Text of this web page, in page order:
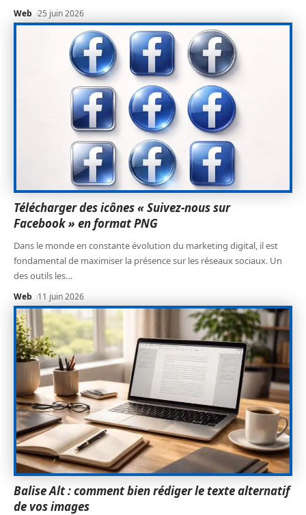
Web 25 juin 2026
Télécharger des icônes « Suivez-nous sur
Facebook » en format PNG
Dans le monde en constante évolution du marketing digital, il est
fondamental de maximiser la présence sur les réseaux sociaux. Un
des outils les…
Web 11 juin 2026
Balise Alt : comment bien rédiger le texte alternatif
de vos images